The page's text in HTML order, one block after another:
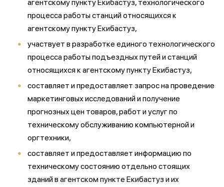
агентскому пункту Екибастуз, технологического
процесса работы станций относящихся к
агентскому пункту Екибастуз,
участвует в разработке единого технологического
процесса работы подъездных путей и станций
относящихся к агентскому пункту Екибастуз,
составляет и предоставляет запрос на проведение
маркетинговых исследований и получение
прогнозных цен товаров, работ и услуг по
техническому обслуживанию компьютерной и
оргтехники,
составляет и предоставляет информацию по
техническому состоянию отдельно стоящих
зданий в агентском пункте Екибастуз и их